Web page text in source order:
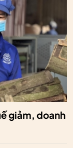
giảm, doanh